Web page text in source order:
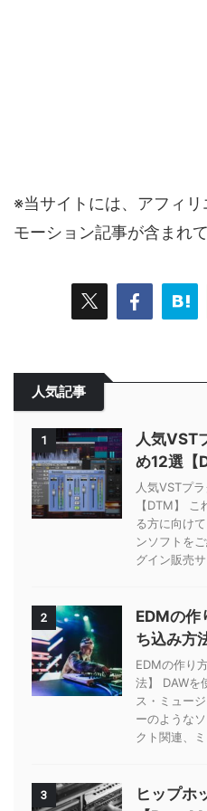
※当サイトには、アフィ
モーション記事が含まれ
人気記事
1
人気VST
め12選【
人気VSTプ
【DTM】
る方に向け
ンソフトを
グイン販売
2
EDMの作
ち込み方
EDMの作り
法】 DAWを
ス・ミュー
ーのような
クト関連、
3
ヒップホ